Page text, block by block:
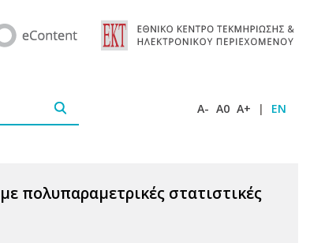
A- A0 A+ | EN
πολυπαραμετρικές στατιστικές